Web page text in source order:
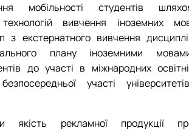
мобільності студентів
вивчення іноземних
з екстернатного вивчення
плану іноземними
до участі в міжнародних
участі
якість рекламної продукції